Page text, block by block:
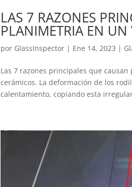
LAS 7 RAZONES
PLANIMETRIA EN
por GlassInspector | Ene 14, 2023 |
Las 7 razones principales que
cerámicos. La deformación de los
calentamiento, copiando esta